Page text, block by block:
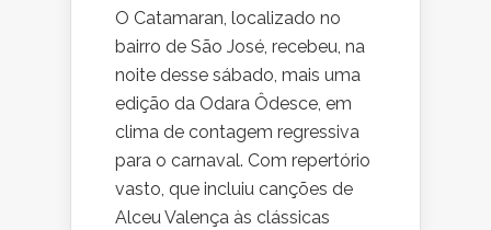
O Catamaran, localizado no
bairro de São José, recebeu, na
noite desse sábado, mais uma
edição da Odara Ôdesce, em
clima de contagem regressiva
para o carnaval. Com repertório
vasto, que incluiu canções de
Alceu Valença às clássicas